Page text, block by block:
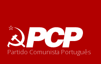
Partido Comunista Português